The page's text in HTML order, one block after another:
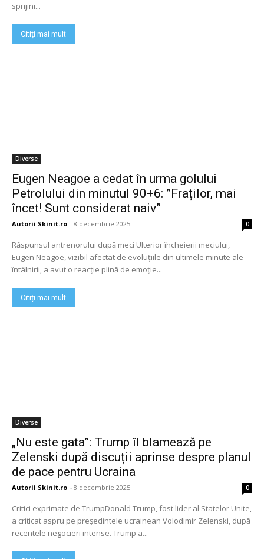
sprijini...
Citiți mai mult
Diverse
Eugen Neagoe a cedat în urma golului
Petrolului din minutul 90+6: ”Fraților, mai
încet! Sunt considerat naiv”
Autorii Skinit.ro - 8 decembrie 2025 0
Răspunsul antrenorului după meci Ulterior încheierii meciului,
Eugen Neagoe, vizibil afectat de evoluțiile din ultimele minute ale
întâlnirii, a avut o reacție plină de emoție...
Citiți mai mult
Diverse
„Nu este gata”: Trump îl blamează pe
Zelenski după discuții aprinse despre planul
de pace pentru Ucraina
Autorii Skinit.ro - 8 decembrie 2025 0
Critici exprimate de TrumpDonald Trump, fost lider al Statelor Unite,
a criticat aspru pe președintele ucrainean Volodimir Zelenski, după
recentele negocieri intense. Trump a...